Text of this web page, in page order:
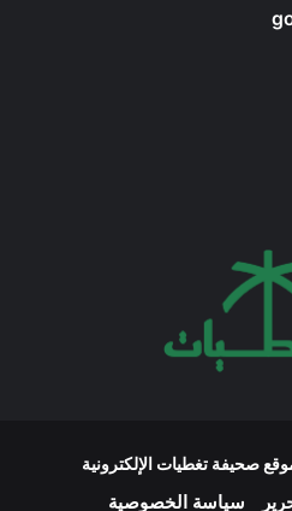
صحيفة تغطيات الإلكترونية
سياسة الخصوصية